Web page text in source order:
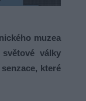
muzea
války
které